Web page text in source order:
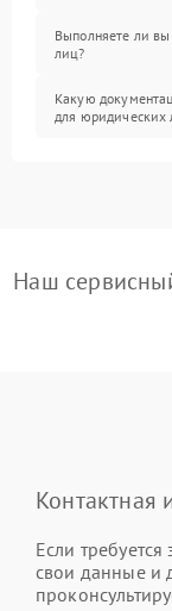
Выполняете ли
лиц?
Какую
для юридических
Наш
Контактная
Если требуется
свои данные и